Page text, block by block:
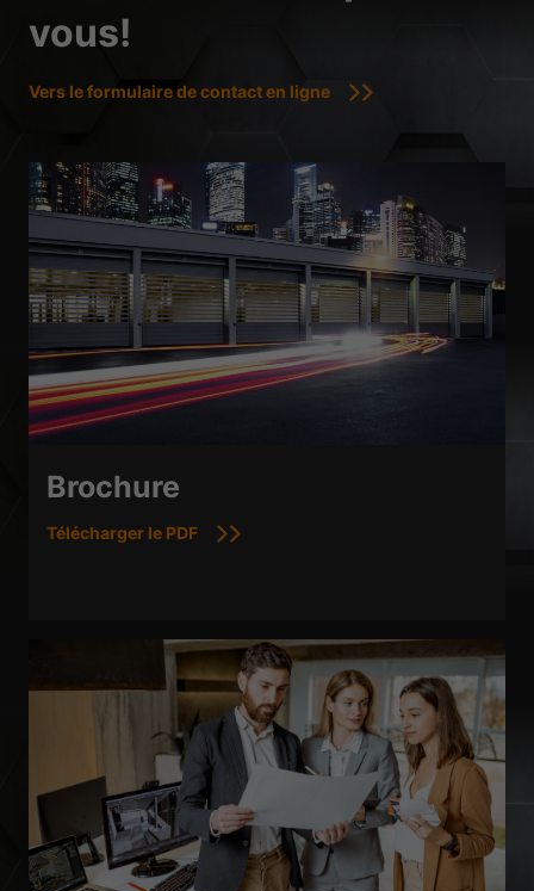
vous!
Vers le formulaire de contact en ligne
Brochure
Télécharger le PDF